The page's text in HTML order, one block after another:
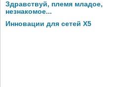
Здравствуй, племя младое,
незнакомое...
Инновации для сетей X5